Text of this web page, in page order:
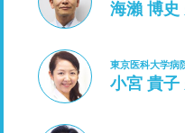
海瀨 博史
東京医科大学病
小宮 貴子